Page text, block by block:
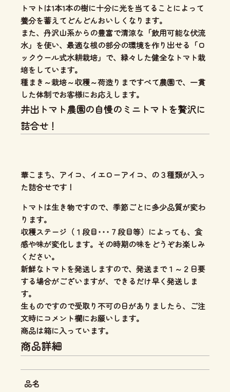
トマトは1本1本の樹に十分に光を当てることによって
養分を蓄えてどんどんおいしくなります。
また、丹沢山系からの豊富で清涼な「飲用可能な伏流
水」を使い、 最適な根の部分の環境を作り出せる「ロ
ックウール式水耕栽培」 で、緑々した健全なトマト栽
培をしています。
種まき～栽培～収穫～荷造りまですべて農園で、一貫
した体制でお客様にお応えします。
井出トマト農園の自慢のミニトマトを贅沢に
詰合せ！
華こまち、アイコ、イエローアイコ、の３種類が入っ
た詰合せです！
トマトは生き物ですので、季節ごとに多少品質が変わ
ります。
収穫ステージ（１段目･･･７段目等）によっても、食
感や味が変化します。その時期の味をどうぞお楽しみ
ください。
新鮮なトマトを発送しますので、発送まで１～２日要
する場合がございますが、できるだけ早く発送しま
す。
生ものですので受取り不可の日がありましたら、ご注
文時にコメント欄にお願いします。
商品は箱に入っています。
商品詳細
品名